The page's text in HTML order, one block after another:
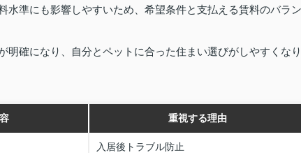
水準にも影響しやすいため、希望条件と支払える賃料のバラン
明確になり、自分とペットに合った住まい選びがしやすくなり
重視する理由
入居後トラブル防止